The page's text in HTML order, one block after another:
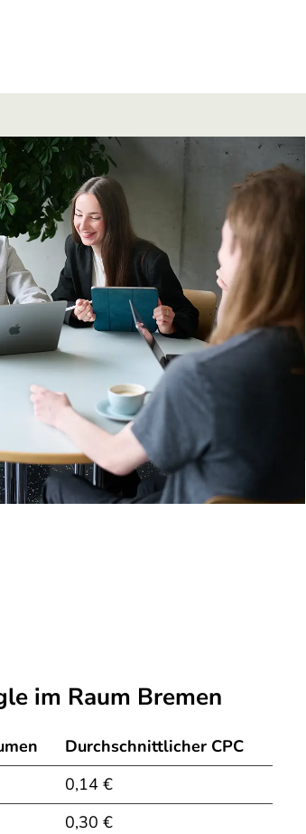
im Raum Bremen
Durchschnittlicher CPC
0,14 €
0,30 €